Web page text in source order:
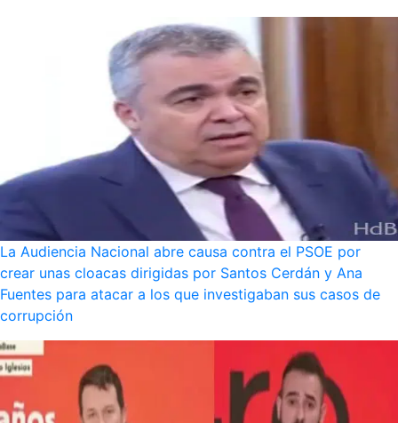
La Audiencia Nacional abre causa contra el PSOE por
crear unas cloacas dirigidas por Santos Cerdán y Ana
Fuentes para atacar a los que investigaban sus casos de
corrupción